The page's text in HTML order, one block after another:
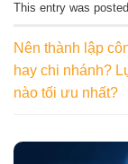
This entry was
Nên thành lập
hay chi nhánh?
nào tối ưu nhất?